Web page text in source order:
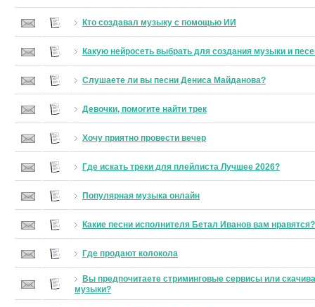
Кто создавал музыку с помощью ИИ
Какую нейросеть выбрать для создания музыки и
Слушаете ли вы песни Дениса Майданова?
Девочки, помогите найти трек
Хочу приятно провести вечер
Где искать треки для плейлиста Лучшее 2026?
Популярная музыка онлайн
Какие песни исполнителя Бетал Иванов вам нравятся?
Где продают колокола
Вы предпочитаете стриминговые сервисы или
музыки?